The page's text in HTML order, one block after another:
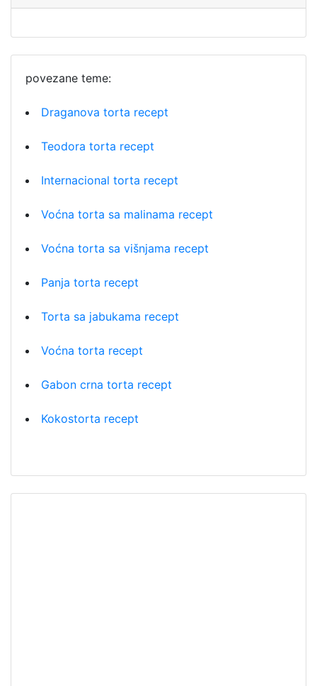
povezane teme:
Draganova torta recept
Teodora torta recept
Internacional torta recept
Voćna torta sa malinama recept
Voćna torta sa višnjama recept
Panja torta recept
Torta sa jabukama recept
Voćna torta recept
Gabon crna torta recept
Kokostorta recept